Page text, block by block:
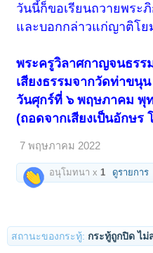
วันนี้ก็ขอเรียนถวายพระ
และบอกกล่าวแก่ญาติโย
พระครูวิลาศกาญจนธรร
เสียงธรรมจากวัดท่าขนุน
วันศุกร์ที่ ๖ พฤษภาคม พุ
(ถอดจากเสียงเป็นอักษร
7 พฤษภาคม 2022
อนุโมทนา x 1 ดูรายการ
สถานะของกระทู้: กระทู้ถูกปิด ไม่